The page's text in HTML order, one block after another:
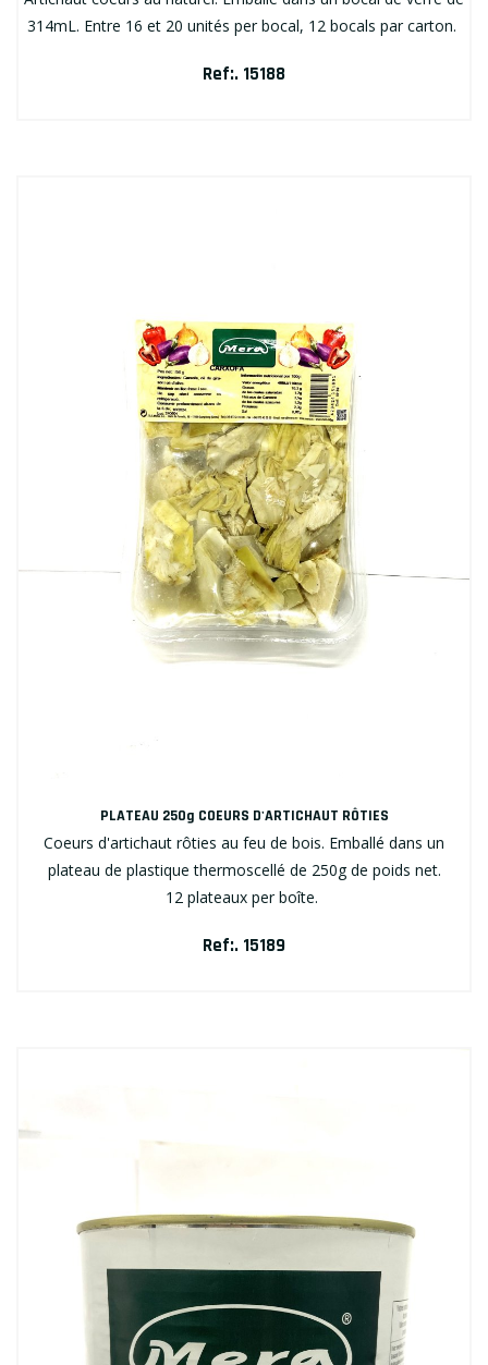
314mL. Entre 16 et 20 unités per bocal, 12 bocals par carton.
Ref:. 15188
PLATEAU 250g COEURS D'ARTICHAUT RÔTIES
Coeurs d'artichaut rôties au feu de bois. Emballé dans un
plateau de plastique thermoscellé de 250g de poids net.
12 plateaux per boîte.
Ref:. 15189